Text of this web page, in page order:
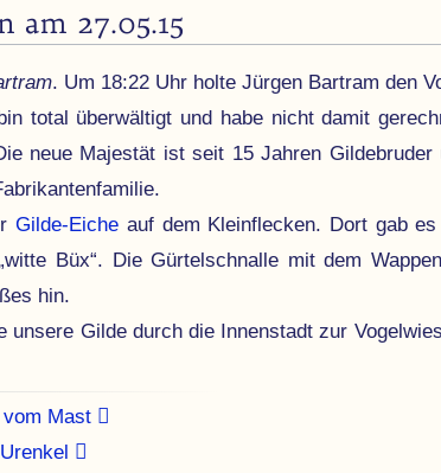
am 27.05.15
. Um 18:22 Uhr holte Jürgen Bartram den
total über­wältigt und habe nicht damit
neue Majestät ist seit 15 Jahren Gilde­bruder
Gilde-Eiche auf dem Klein­flecken. Dort gab
Büx“. Die Gürtel­schnalle mit dem
hin.
unsere Gilde durch die Innenstadt zur
Mast